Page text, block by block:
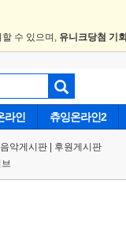
수 있으며, 유니크당첨 기회
라인 츄잉온라인2
음악게시판 후원게시판